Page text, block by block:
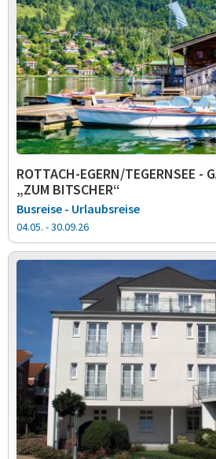
ROTTACH-EGERN/TEGERNSEE -
„ZUM BITSCHER“
Busreise - Urlaubsreise
04.05. - 30.09.26